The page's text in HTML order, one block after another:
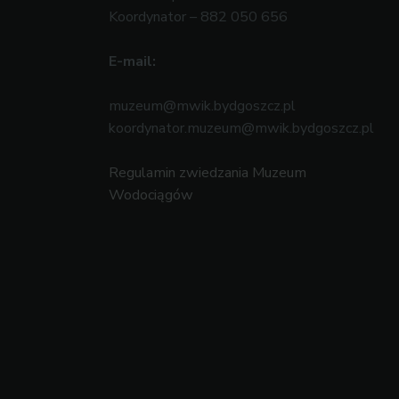
Koordynator – 882 050 656
E-mail:
muzeum@mwik.bydgoszcz.pl
koordynator.muzeum@mwik.bydgoszcz.pl
Regulamin zwiedzania Muzeum
Wodociągów